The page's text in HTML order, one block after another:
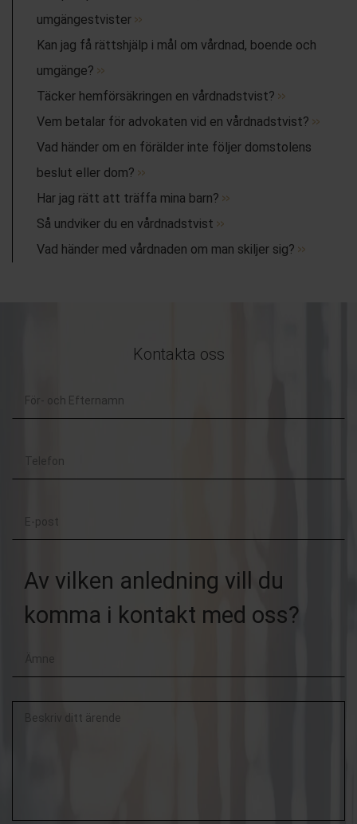
umgängestvister
Kan jag få rättshjälp i mål om vårdnad, boende och
umgänge?
Täcker hemförsäkringen en vårdnadstvist?
Vem betalar för advokaten vid en vårdnadstvist?
Vad händer om en förälder inte följer domstolens
beslut eller dom?
Har jag rätt att träffa mina barn?
Så undviker du en vårdnadstvist
Vad händer med vårdnaden om man skiljer sig?
Kontakta oss
För-
Efternamn
Telefon
E-
Av vilken anledning vill du
komma i kontakt med oss?
Beskriv